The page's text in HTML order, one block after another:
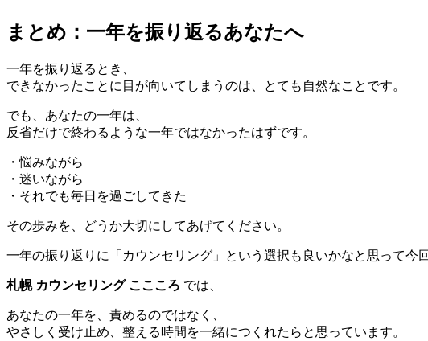
まとめ：一年を振り返るあなたへ
一年を振り返るとき、
できなかったことに目が向いてしまうのは、とても自然なことです。
でも、あなたの一年は、
反省だけで終わるような一年ではなかったはずです。
・悩みながら
・迷いながら
・それでも毎日を過ごしてきた
その歩みを、どうか大切にしてあげてください。
一年の振り返りに「カウンセリング」という選択も良いかなと思って今
札幌 カウンセリング ここころ では、
あなたの一年を、責めるのではなく、
やさしく受け止め、整える時間を一緒につくれたらと思っています。